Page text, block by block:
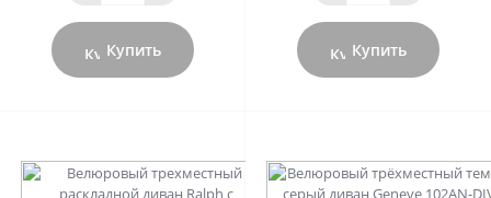
Купить Купить